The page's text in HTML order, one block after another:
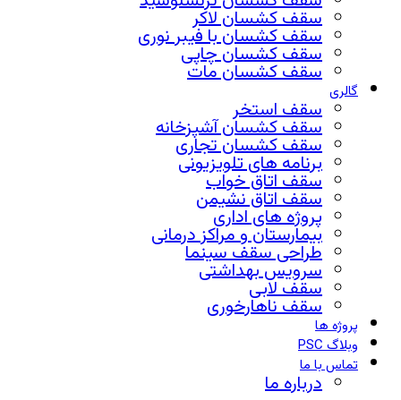
سقف کشسان لاکر
سقف کشسان با فیبر نوری
سقف کشسان چاپی
سقف کشسان مات
گالری
سقف استخر
سقف کشسان آشپزخانه
سقف کشسان تجاری
برنامه های تلویزیونی
سقف اتاق خواب
سقف اتاق نشیمن
پروژه های اداری
بیمارستان و مراکز درمانی
طراحی سقف سینما
سرویس بهداشتی
سقف لابی
سقف ناهارخوری
پروژه ها
وبلاگ PSC
تماس با ما
درباره ما